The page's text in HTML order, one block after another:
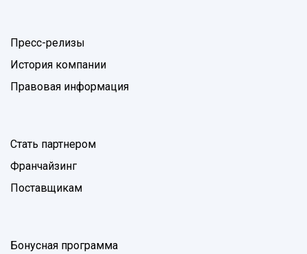
Пресс-релизы
История компании
Правовая информация
Стать партнером
Франчайзинг
Поставщикам
Бонусная программа